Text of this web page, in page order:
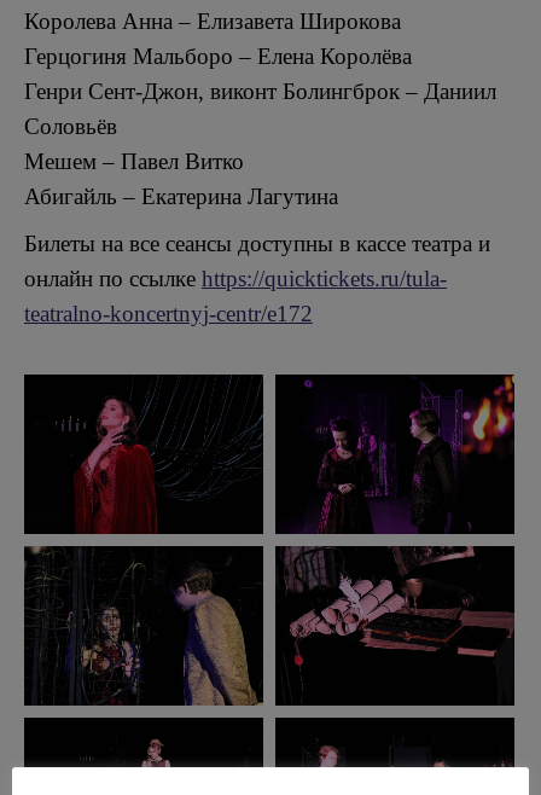
Королева Анна – Елизавета Широкова
Герцогиня Мальборо – Елена Королёва
Генри Сент-Джон, виконт Болингброк – Даниил
Соловьёв
Mешем – Павел Витко
Абигайль – Екатерина Лагутина
Билеты на все сеансы доступны в кассе театра и
онлайн по ссылке https://quicktickets.ru/tula-
teatralno-koncertnyj-centr/e172